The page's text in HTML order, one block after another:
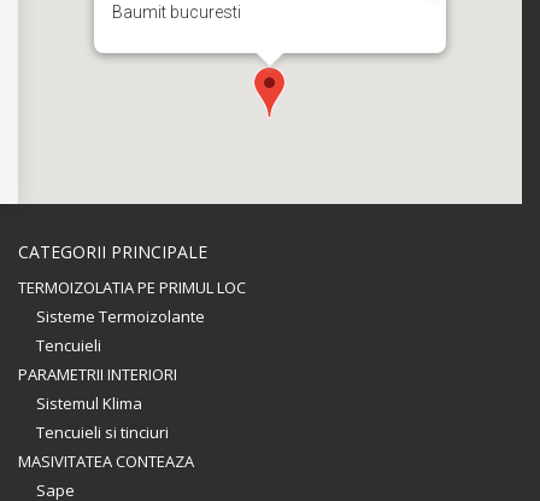
Baumit bucuresti
CATEGORII PRINCIPALE
TERMOIZOLATIA PE PRIMUL LOC
Sisteme Termoizolante
Tencuieli
PARAMETRII INTERIORI
Sistemul Klima
Tencuieli si tinciuri
MASIVITATEA CONTEAZA
Sape